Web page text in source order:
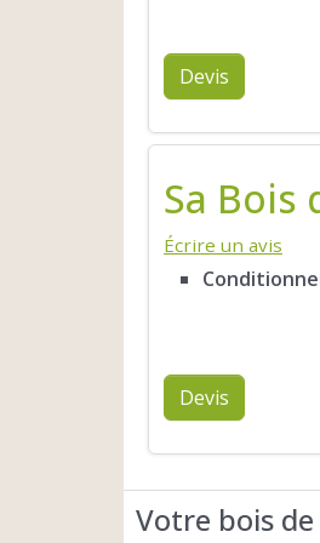
Devis
Sa Bois
Écrire un avis
Devis
Votre bois